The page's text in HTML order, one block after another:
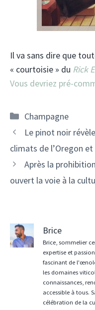
Il va sans dire que
« courtoisie » du Rick
Vous devriez pré-
Catégories
Champagne
Navigation
des
Le pinot noir
climats de l’Oregon
Après la
ouvert la voie à la
Brice
Brice, sommelier
expertise et
fascinant de
les domaines
connaissances,
accessible à tous.
célébration de la